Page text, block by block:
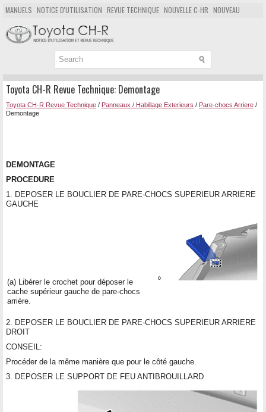
MANUELS NOTICE D'UTILISATION REVUE TECHNIQUE NOUVELLE C-HR NOUVEAU
POPULAIRE
PLAN DU SITE CHERCHER
Toyota CH-R Revue Technique: Demontage
Toyota CH-R Revue Technique / Panneaux / Habillage Exterieurs / Pare-chocs Arriere /
Demontage
DEMONTAGE
PROCEDURE
1. DEPOSER LE BOUCLIER DE PARE-CHOCS SUPERIEUR ARRIERE
GAUCHE
(a) Libérer le crochet pour déposer le
cache supérieur gauche de pare-chocs
arrière.
2. DEPOSER LE BOUCLIER DE PARE-CHOCS SUPERIEUR ARRIERE
DROIT
CONSEIL:
Procéder de la même manière que pour le côté gauche.
3. DEPOSER LE SUPPORT DE FEU ANTIBROUILLARD